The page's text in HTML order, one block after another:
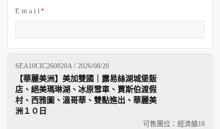
E m a i l
SEA10CIC260820A / 2026/08/20
可售團位：經濟艙18
【華麗美洲】美加雙國｜露易絲湖城堡飯
店、絕美瑪琳湖、冰原雪車、賈斯伯渡假
村、西雅圖、溫哥華、雙點進出、華麗美
洲１０日